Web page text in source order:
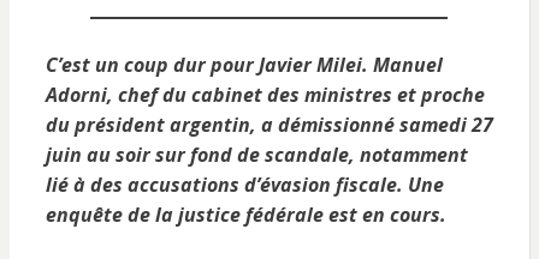
C’est un coup dur pour Javier Milei. Manuel
Adorni, chef du cabinet des ministres et proche
du président argentin, a démissionné samedi 27
juin au soir sur fond de scandale, notamment
lié à des accusations d’évasion fiscale. Une
enquête de la justice fédérale est en cours.